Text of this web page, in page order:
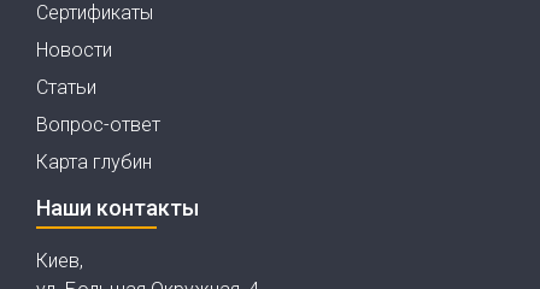
Сертификаты
Новости
Статьи
Вопрос-ответ
Карта глубин
Наши контакты
Киев,